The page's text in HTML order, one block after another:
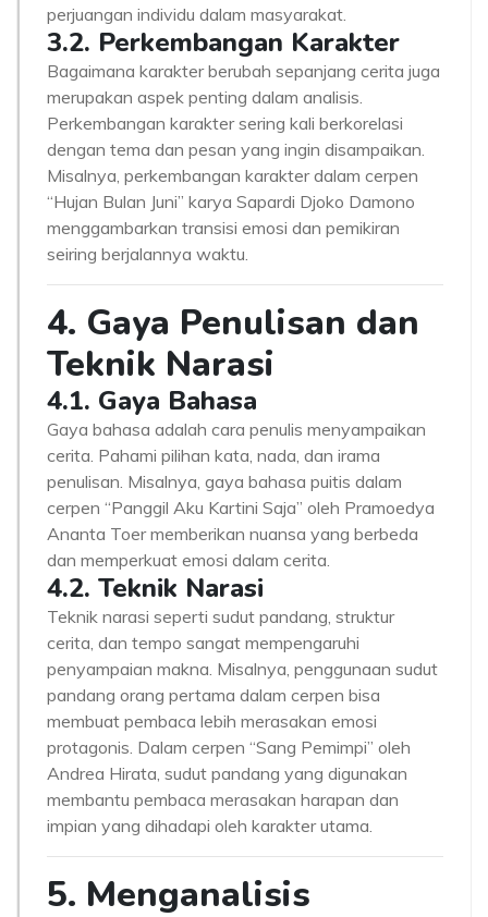
perjuangan individu dalam masyarakat.
3.2. Perkembangan Karakter
Bagaimana karakter berubah sepanjang cerita juga
merupakan aspek penting dalam analisis.
Perkembangan karakter sering kali berkorelasi
dengan tema dan pesan yang ingin disampaikan.
Misalnya, perkembangan karakter dalam cerpen
“Hujan Bulan Juni” karya Sapardi Djoko Damono
menggambarkan transisi emosi dan pemikiran
seiring berjalannya waktu.
4. Gaya Penulisan dan
Teknik Narasi
4.1. Gaya Bahasa
Gaya bahasa adalah cara penulis menyampaikan
cerita. Pahami pilihan kata, nada, dan irama
penulisan. Misalnya, gaya bahasa puitis dalam
cerpen “Panggil Aku Kartini Saja” oleh Pramoedya
Ananta Toer memberikan nuansa yang berbeda
dan memperkuat emosi dalam cerita.
4.2. Teknik Narasi
Teknik narasi seperti sudut pandang, struktur
cerita, dan tempo sangat mempengaruhi
penyampaian makna. Misalnya, penggunaan sudut
pandang orang pertama dalam cerpen bisa
membuat pembaca lebih merasakan emosi
protagonis. Dalam cerpen “Sang Pemimpi” oleh
Andrea Hirata, sudut pandang yang digunakan
membantu pembaca merasakan harapan dan
impian yang dihadapi oleh karakter utama.
5. Menganalisis